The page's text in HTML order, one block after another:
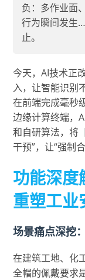
负：多作业面
行为瞬间发生
止。
今天，AI技术正
入，让智能识别
在前端完成毫秒
边缘计算终端，
和自研算法，将
干预”，让“强制
功能深度
重塑工业
场景痛点深挖
在建筑工地、化
全帽的佩戴要求